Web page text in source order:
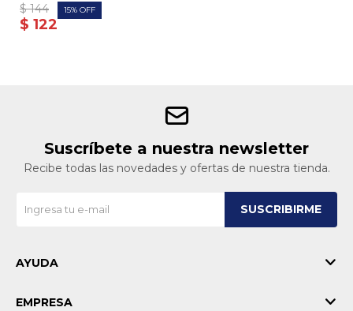
$ 122
$ 144 15
Suscríbete a nuestra newsletter
Recibe todas las novedades y ofertas de nuestra tienda.
SUSCRIBIRME
AYUDA
EMPRESA